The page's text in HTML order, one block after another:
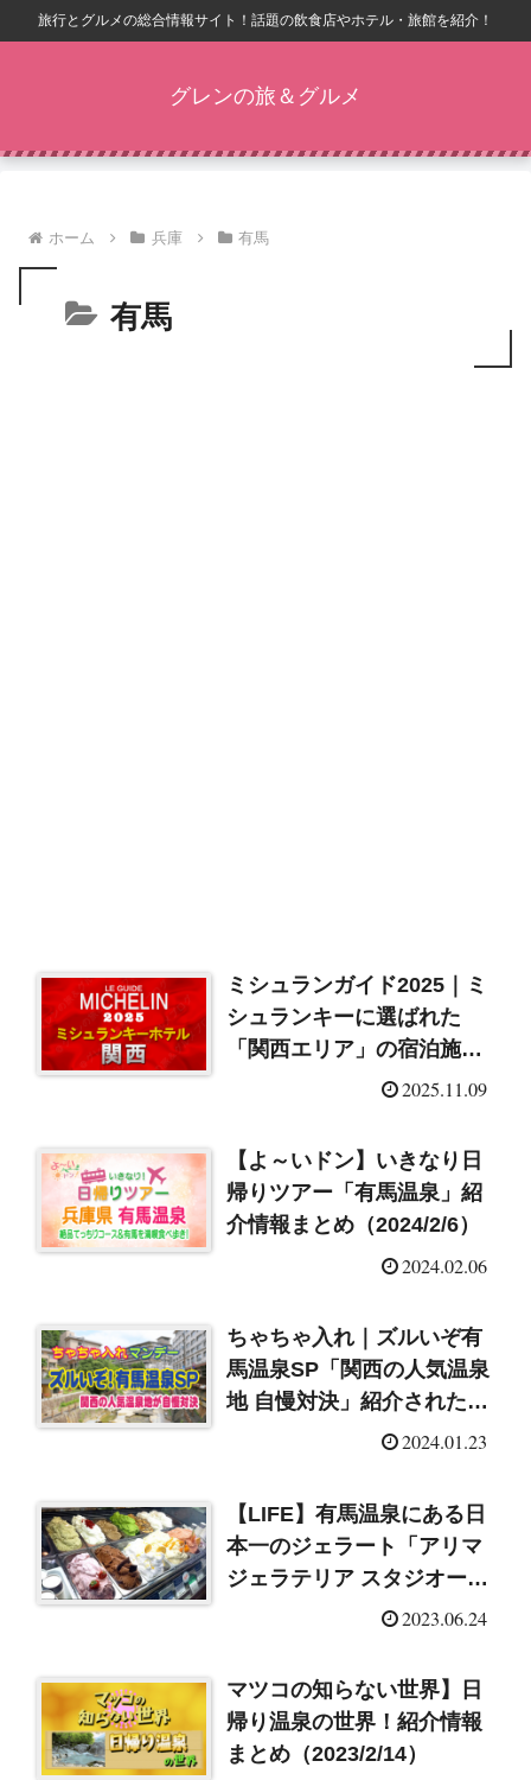
旅行とグルメの総合情報サイト！話題の飲食店やホテル・旅館を紹介！
グレンの旅＆グルメ
ホーム 兵庫 有馬
有馬
ミシュランガイド2025｜ミ
シュランキーに選ばれた
「関西エリア」の宿泊施設
（ホテル・旅館）一覧2025.11.09
【よ～いドン】いきなり日
帰りツアー「有馬温泉」紹
介情報まとめ（2024/2/6）
2024.02.06
ちゃちゃ入れ｜ズルいぞ有
馬温泉SP「関西の人気温泉
地 自慢対決」紹介されたホ
テル・旅館まとめ 2024.01.23
【LIFE】有馬温泉にある日
本一のジェラート「アリマ
ジェラテリア スタジオー
2023.06.24
マツコの知らない世界】日
帰り温泉の世界！紹介情報
まとめ（2023/2/14）